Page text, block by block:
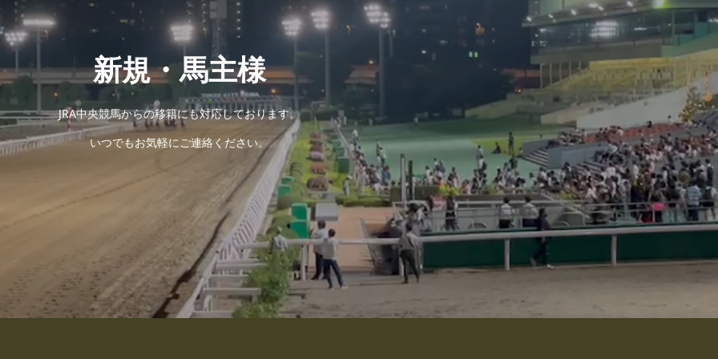
新規・馬主様
JRA中央競馬からの移籍にも対応しております。
いつでもお気軽にご連絡ください。